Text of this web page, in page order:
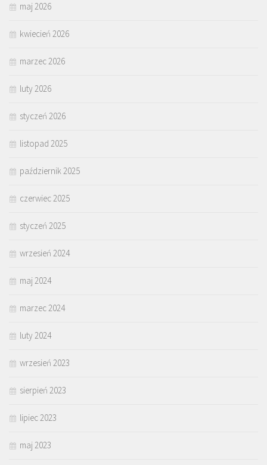
maj 2026
kwiecień 2026
marzec 2026
luty 2026
styczeń 2026
listopad 2025
październik 2025
czerwiec 2025
styczeń 2025
wrzesień 2024
maj 2024
marzec 2024
luty 2024
wrzesień 2023
sierpień 2023
lipiec 2023
maj 2023